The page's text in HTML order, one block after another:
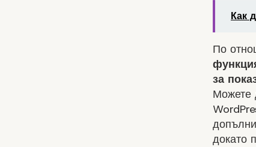
Как
По
за
Можете
докато